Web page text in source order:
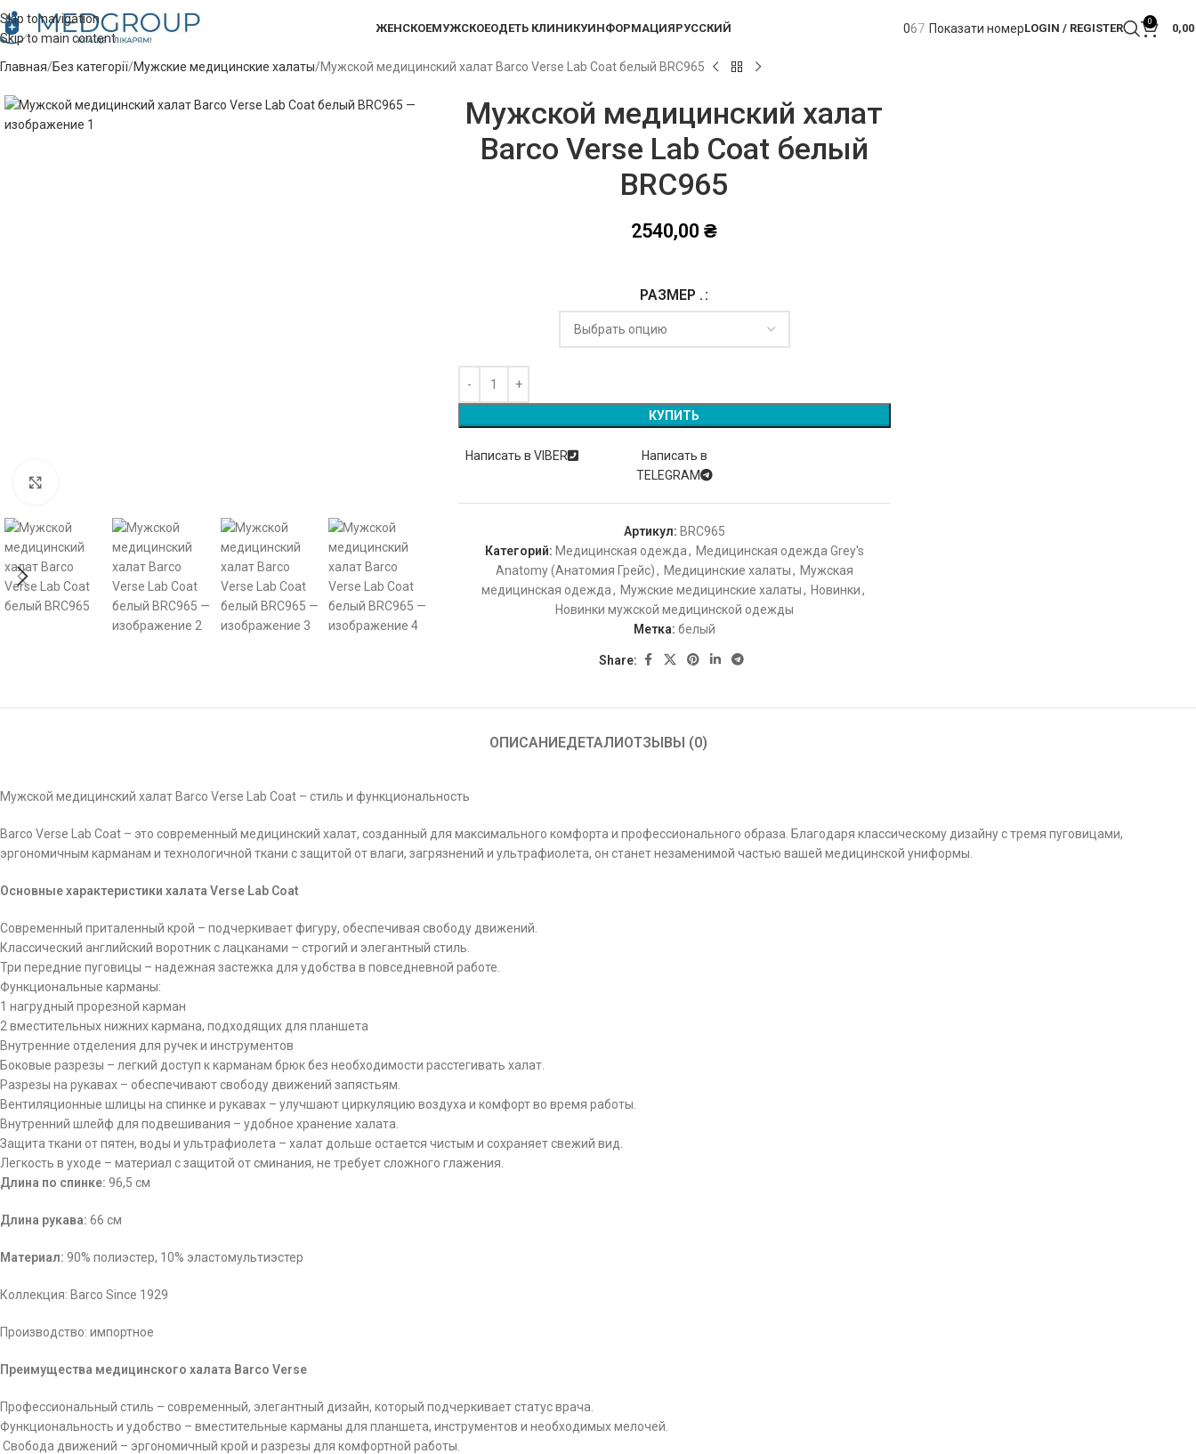
Skip to navigation
Skip to main content
ЖЕНСКОЕМУЖСКОЕОДЕТЬ КЛИНИКУИНФОРМАЦИЯРУССКИЙ 067 Показати номерLOGIN / REGISTER
0
0,00
Главная Без категорії Мужские медицинские халаты Мужской медицинский халат Barco Verse Lab Coat белый BRC965
Мужской медицинский халат
Barco Verse Lab Coat белый
BRC965
2540,00₴
РАЗМЕР .
КУПИТЬ
Alternative:
Написать в VIBER
Написать в
TELEGRAM
Артикул: BRC965
Категорий: Медицинская одежда, Медицинская одежда Grey's
Anatomy (Анатомия Грейс), Медицинские халаты, Мужская
медицинская одежда , Мужские медицинские халаты , Новинки ,
Новинки мужской медицинской одежды
Метка: белый
Share:
ОПИСАНИЕДЕТАЛИОТЗЫВЫ (0)
Мужской медицинский халат Barco Verse Lab Coat – стиль и функциональность
Barco Verse Lab Coat – это современный медицинский халат, созданный для максимального комфорта и профессионального образа. Благодаря классическому дизайну с тремя пуговицами,
эргономичным карманам и технологичной ткани с защитой от влаги, загрязнений и ультрафиолета, он станет незаменимой частью вашей медицинской униформы.
Основные характеристики халата Verse Lab Coat
Современный приталенный крой – подчеркивает фигуру, обеспечивая свободу движений.
Классический английский воротник с лацканами – строгий и элегантный стиль.
Три передние пуговицы – надежная застежка для удобства в повседневной работе.
Функциональные карманы:
1 нагрудный прорезной карман
2 вместительных нижних кармана, подходящих для планшета
Внутренние отделения для ручек и инструментов
Боковые разрезы – легкий доступ к карманам брюк без необходимости расстегивать халат.
Разрезы на рукавах – обеспечивают свободу движений запястьям.
Вентиляционные шлицы на спинке и рукавах – улучшают циркуляцию воздуха и комфорт во время работы.
Внутренний шлейф для подвешивания – удобное хранение халата.
Защита ткани от пятен, воды и ультрафиолета – халат дольше остается чистым и сохраняет свежий вид.
Легкость в уходе – материал с защитой от сминания, не требует сложного глажения.
Длина по спинке: 96,5 см
Длина рукава: 66 см
Материал: 90% полиэстер, 10% эластомультиэстер
Коллекция: Barco Since 1929
Производство: импортное
Преимущества медицинского халата Barco Verse
Профессиональный стиль – современный, элегантный дизайн, который подчеркивает статус врача.
Функциональность и удобство – вместительные карманы для планшета, инструментов и необходимых мелочей.
Свобода движений – эргономичный крой и разрезы для комфортной работы.